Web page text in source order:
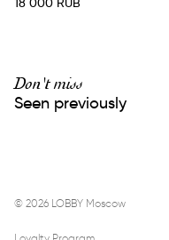
Don't miss
Seen previously
© 2026 LOBBY Moscow